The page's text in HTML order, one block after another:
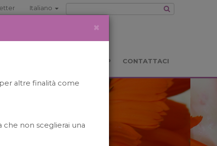
Italiano
BOOKSHOP CONTATTACI
×
altre finalità come
che non sceglierai una